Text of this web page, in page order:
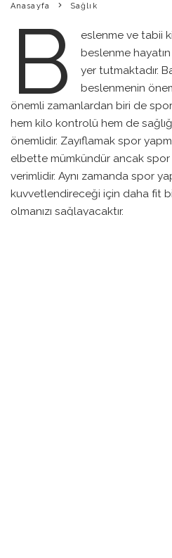
Anasayfa Sağlık
B
eslenme ve tabii
beslenme hayatın
yer tutmaktadır.
beslenmenin
önemli zamanlardan biri de
hem kilo kontrolü hem de
önemlidir. Zayıflamak spor
elbette mümkündür ancak
verimlidir. Aynı zamanda spor
kuvvetlendireceği için daha fit
olmanızı sağlayacaktır.